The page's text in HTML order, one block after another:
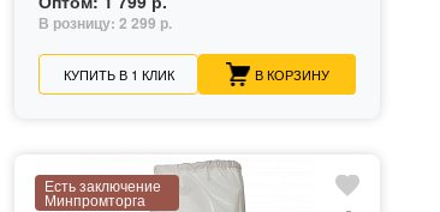
В розницу:2 299 р.
КУПИТЬ В 1 КЛИК В КОРЗИНУ
Есть заключение
Минпромторга